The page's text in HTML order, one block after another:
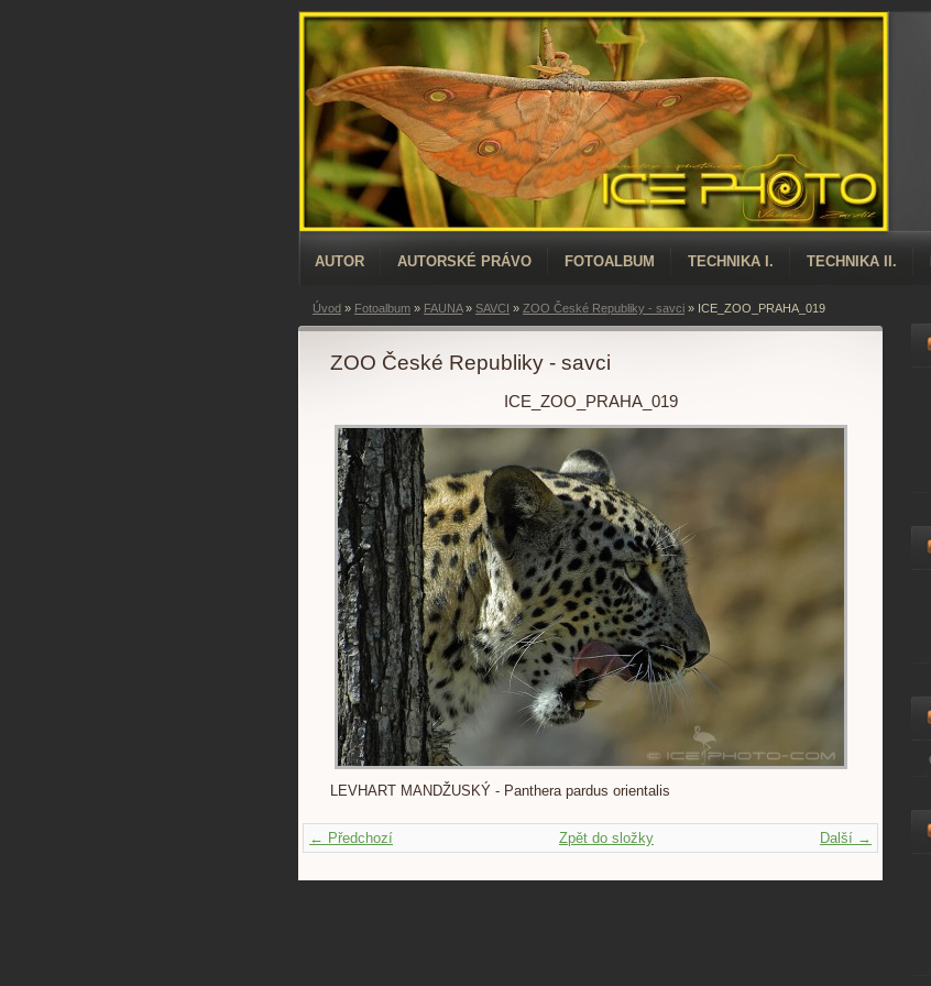
AUTOR AUTORSKÉ PRÁVO FOTOALBUM TECHNIKA I. TECHNIKA II.
Úvod » Fotoalbum » FAUNA» SAVCI » ZOO České Republiky - savci » ICE_ZOO_PRAHA_019
ZOO České Republiky - savci
ICE_ZOO_PRAHA_019
LEVHART MANDŽUSKÝ - Panthera pardus orientalis
← Předchozí Další →
Zpět do složky